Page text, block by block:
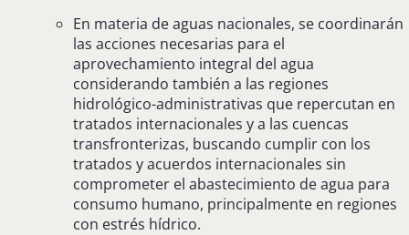
En materia de aguas nacionales, se coordinarán
las acciones necesarias para el
aprovechamiento integral del agua
considerando también a las regiones
hidrológico-administrativas que repercutan en
tratados internacionales y a las cuencas
transfronterizas, buscando cumplir con los
tratados y acuerdos internacionales sin
comprometer el abastecimiento de agua para
consumo humano, principalmente en regiones
con estrés hídrico.